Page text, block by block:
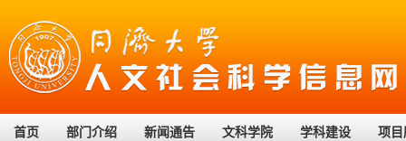
首页 部门介绍 新闻通告 文科学院 学科建设 项目